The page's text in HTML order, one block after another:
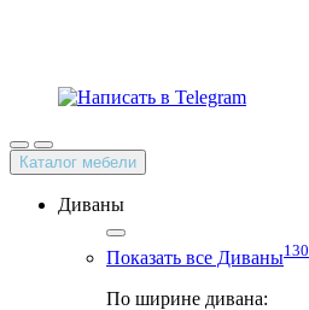
Каталог мебели
Диваны
Показать все Диваны130
По ширине дивана: